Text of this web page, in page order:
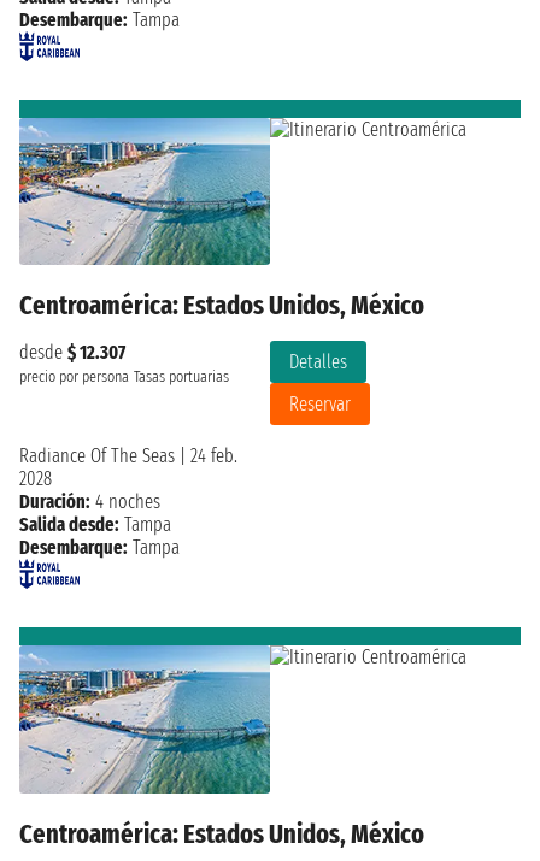
Desembarque: Tampa
Centroamérica: Estados Unidos, México
desde $ 12.307
precio por persona Tasas portuarias
Detalles
Reservar
Radiance Of The Seas
24 feb.
2028
Duración: 4 noches
Salida desde: Tampa
Desembarque: Tampa
Centroamérica: Estados Unidos, México